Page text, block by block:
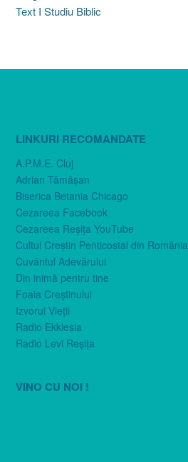
Text I Studiu Biblic
LINKURI RECOMANDATE
A.P.M.E. Cluj
Adrian Tămăşan
Biserica Betania Chicago
Cezareea Facebook
Cezareea Reşiţa YouTube
Cultul Creştin Penticostal din România
Cuvântul Adevărului
Din inimă pentru tine
Foaia Creştinului
Izvorul Vieţii
Radio Ekklesia
Radio Levi Reşiţa
VINO CU NOI !